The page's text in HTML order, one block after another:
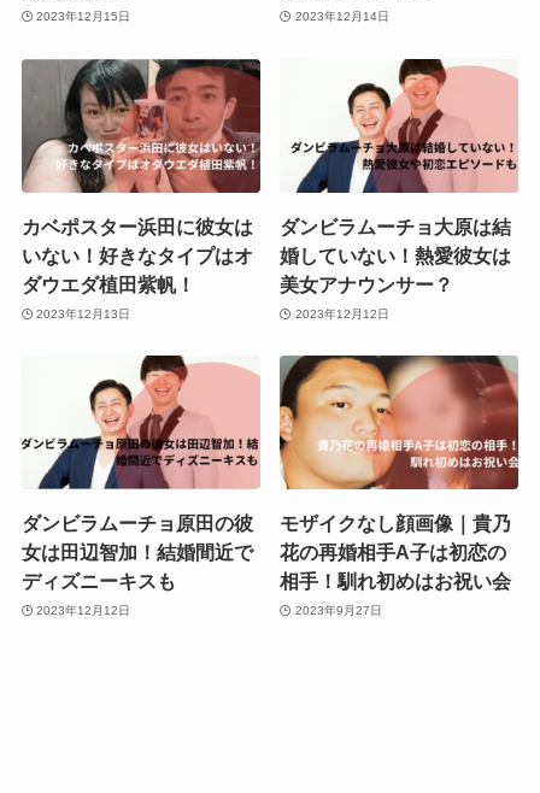
2023年12月15日 2023年12月14日
カベポスター浜田に彼女は
いない！好きなタイプはオ
ダウエダ植田紫帆！
2023年12月13日
ダンビラムーチョ大原は結
婚していない！熱愛彼女は
美女アナウンサー？
2023年12月12日
ダンビラムーチョ原田の彼
女は田辺智加！結婚間近で
ディズニーキスも
2023年12月12日
モザイクなし顔画像｜貴乃
花の再婚相手A子は初恋の
相手！馴れ初めはお祝い会
2023年9月27日